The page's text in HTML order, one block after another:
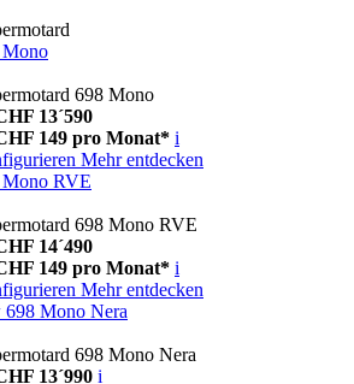
698 Mono
13´590
149 pro Monat* i
Mehr entdecken
RVE
698 Mono RVE
14´490
149 pro Monat* i
Mehr entdecken
698 Mono Nera
698 Mono Nera
13´990 i